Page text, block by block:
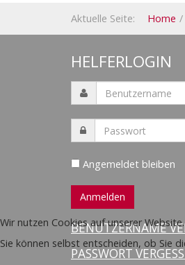
Aktuelle Seite: Home
HELFERLOGIN
Angemeldet bleiben
BENUTZERNAME
PASSWORT
Wir nutzen Cookies auf unserer
Sie können selbst entscheiden, ob Sie